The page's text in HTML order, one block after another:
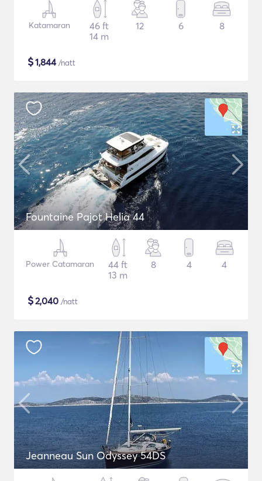
Katamaran
46 ft
14 m
12 6 8
$1,844/natt
Fountaine Pajot Helia 44
Power Catamaran
44 ft
13 m
8 4 4
$2,040 /natt
Jeanneau Sun Odyssey 54DS